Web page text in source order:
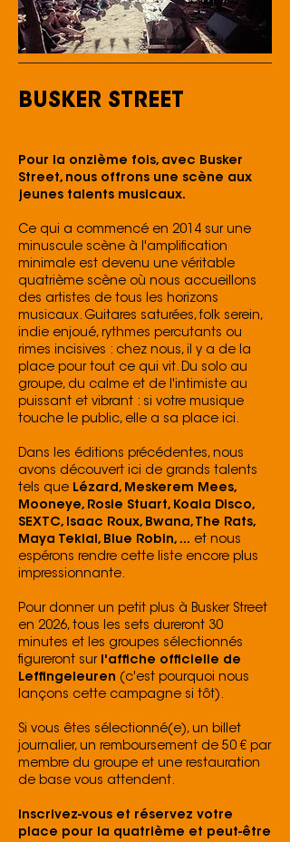
BUSKER STREET
Pour la onzième fois, avec Busker
Street, nous offrons une scène aux
jeunes talents musicaux.
Ce qui a commencé en 2014 sur une
minuscule scène à l'amplification
minimale est devenu une véritable
quatrième scène où nous accueillons
des artistes de tous les horizons
musicaux. Guitares saturées, folk serein,
indie enjoué, rythmes percutants ou
rimes incisives : chez nous, il y a de la
place pour tout ce qui vit. Du solo au
groupe, du calme et de l'intimiste au
puissant et vibrant : si votre musique
touche le public, elle a sa place ici.
Dans les éditions précédentes, nous
avons découvert ici de grands talents
tels que Lézard, Meskerem Mees,
Mooneye, Rosie Stuart, Koala Disco,
SEXTC, Isaac Roux, Bwana, The Rats,
Maya Teklal, Blue Robin, ... et nous
espérons rendre cette liste encore plus
impressionnante.
Pour donner un petit plus à Busker Street
en 2026, tous les sets dureront 30
minutes et les groupes sélectionnés
figureront sur
l'affiche officielle de
Leffingeleuren (c'est pourquoi nous
lançons cette campagne si tôt).
Si vous êtes sélectionné(e), un billet
journalier, un remboursement de 50 € par
membre du groupe et une restauration
de base vous attendent.
Inscrivez-vous et réservez votre
place pour la quatrième et peut-être